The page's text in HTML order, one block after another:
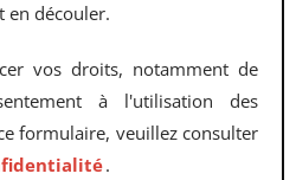
en découler.
vos droits, notamment de
à l'utilisation des
formulaire, veuillez consulter
.